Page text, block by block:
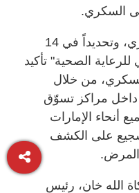
السكري.
في فترةٍ سابقة من الشهر الجاري، وتحديداً في 14
سي للرعاية الصحية" تأكيد
السكري، من خلال
داخل مراكز تسوّق
أنحاء الإمارات
على الكشف
المرض.
الله خان، رئيس